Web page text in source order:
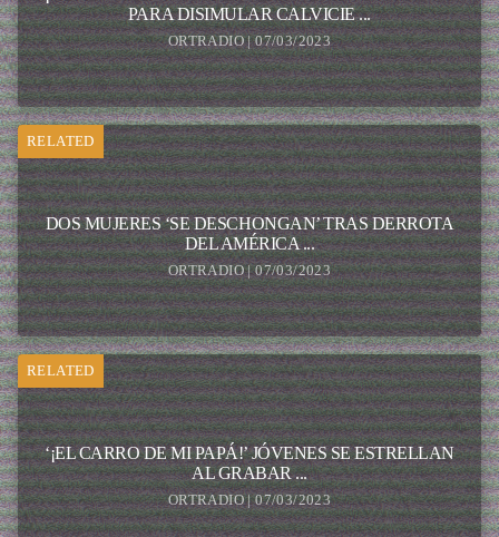
PARA DISIMULAR CALVICIE ...
ORTRADIO | 07/03/2023
RELATED
DOS MUJERES ‘SE DESCHONGAN’ TRAS DERROTA
DEL AMÉRICA ...
ORTRADIO | 07/03/2023
RELATED
‘¡EL CARRO DE MI PAPÁ!’ JÓVENES SE ESTRELLAN
AL GRABAR ...
ORTRADIO | 07/03/2023